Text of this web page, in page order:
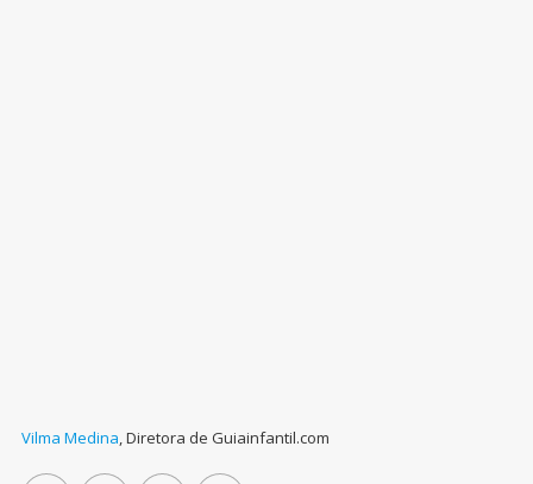
Vilma Medina,Diretora de Guiainfantil.com